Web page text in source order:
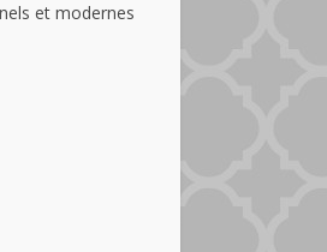
et modernes